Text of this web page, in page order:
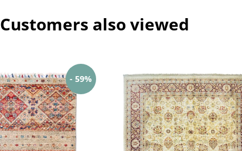
Customers also viewed
- 59%